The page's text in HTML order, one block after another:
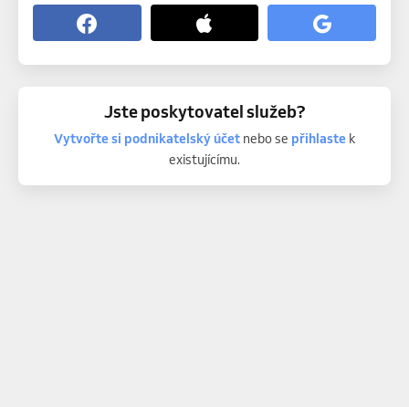
Jste poskytovatel služeb?
Vytvořte si podnikatelský účetnebo se přihlastek
existujícímu.